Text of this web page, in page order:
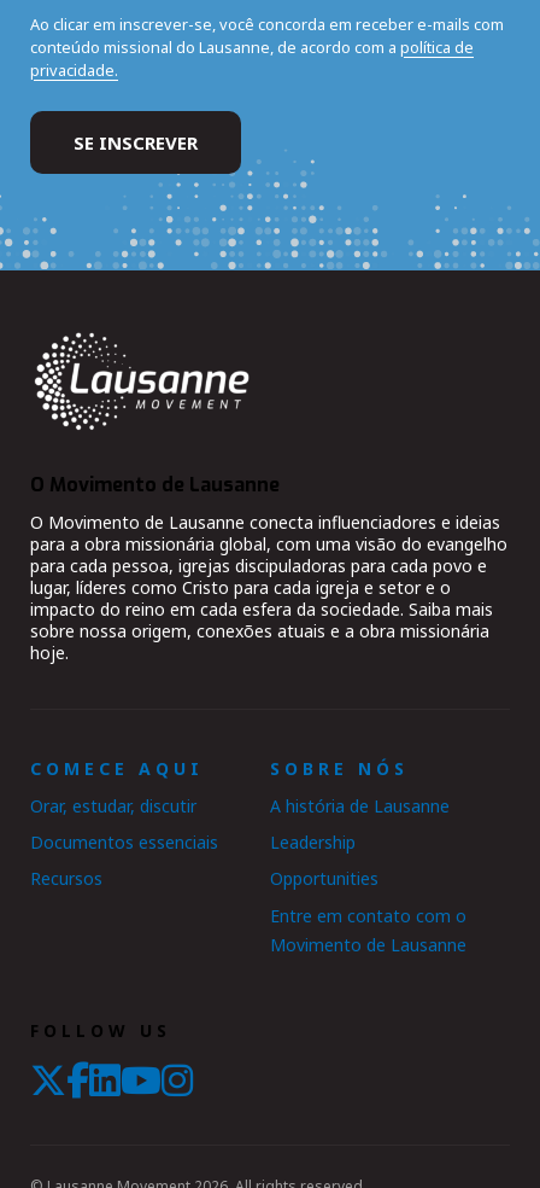
Ao clicar em inscrever-se, você concorda em receber e-mails com
conteúdo missional do Lausanne, de acordo com a política de
privacidade.
O Movimento de Lausanne
O Movimento de Lausanne conecta influenciadores e ideias
para a obra missionária global, com uma visão do evangelho
para cada pessoa, igrejas discipuladoras para cada povo e
lugar, líderes como Cristo para cada igreja e setor e o
impacto do reino em cada esfera da sociedade. Saiba mais
sobre nossa origem, conexões atuais e a obra missionária
hoje.
COMECE AQUI
Orar, estudar, discutir
Documentos essenciais
Recursos
SOBRE NÓS
A história de Lausanne
Leadership
Opportunities
Entre em contato com o
Movimento de Lausanne
FOLLOW US